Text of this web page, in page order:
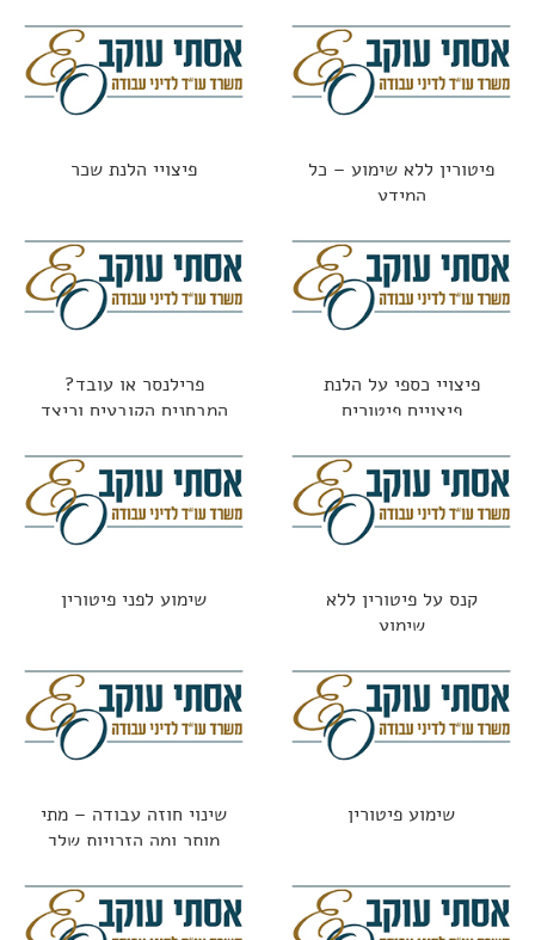
פיטורין ללא שימוע – כל
המידע
פיצויי הלנת שכר
פיצויי כספי על הלנת
פיצויים פיטורים
פרילנסר או עובד?
המבחנים הקובעים וכיצד
קנס על פיטורין ללא
שימוע
שימוע לפני פיטורין
שימוע פיטורין
שינוי חוזה עבודה – מתי
מותר ומה הזכויות שלך